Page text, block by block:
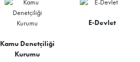
Kamu Denetçiliği
Kurumu
E-Devlet